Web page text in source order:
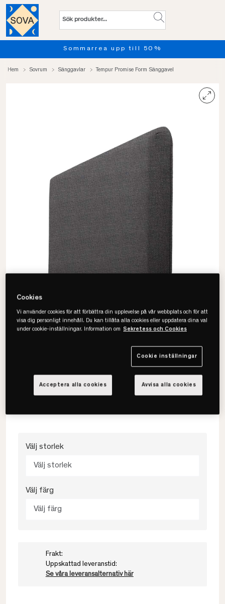
Sommarrea upp till 50%
Hem Sovrum Sänggavlar Tempur Promise Form Sänggavel
Promise Form Sänggavel
Välj storlek
Välj storlek
Välj färg
Välj färg
Frakt:
Uppskattad leveranstid:
Se våra leveransalternativ här
Cookies
Vi använder cookies för att förbättra din upplevelse på vår webbplats och för att
visa dig personligt innehåll. Du kan tillåta alla cookies eller uppdatera dina val
under cookie-inställningar. Information om Sekretess och Cookies
Cookie inställningar
Avvisa alla cookies
Acceptera alla cookies